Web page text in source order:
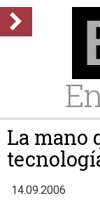
La mano
14.09.2006